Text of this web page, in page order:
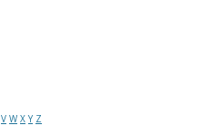
V W X Y Z